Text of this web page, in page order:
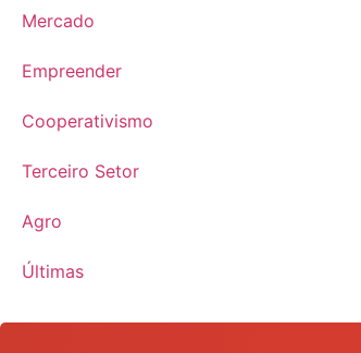
Mercado
Empreender
Cooperativismo
Terceiro Setor
Agro
Últimas